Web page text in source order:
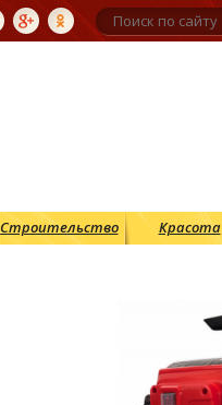
Строительство Красота